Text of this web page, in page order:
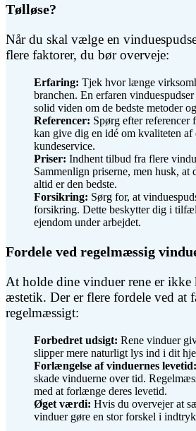
Tølløse?
Når du skal vælge en
flere faktorer, du bør overveje:
Erfaring: Tjek hvor længe
branchen. En erfaren
solid viden om de bedste metoder
Referencer: Spørg efter referencer
kan give dig en idé om kvaliteten af
kundeservice.
Priser: Indhent tilbud fra flere
Sammenlign priserne, men husk,
altid er den bedste.
Forsikring: Sørg for, at
forsikring. Dette beskytter dig i
ejendom under arbejdet.
Fordele ved regelmæssig
At holde dine vinduer rene er ikke
æstetik. Der er flere fordele ved at
regelmæssigt:
Forbedret udsigt: Rene vinduer
slipper mere naturligt lys ind i dit
Forlængelse af vinduernes levetid:
skade vinduerne over tid.
med at forlænge deres levetid.
Øget værdi: Hvis du overvejer at
vinduer gøre en stor forskel i